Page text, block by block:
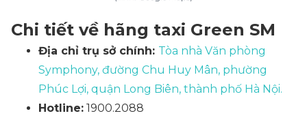
Chi tiết về hãng taxi Green SM
Địa chỉ trụ sở chính: Tòa nhà Văn phòng
Symphony, đường Chu Huy Mân, phường
Phúc Lợi, quận Long Biên, thành phố Hà Nội.
Hotline: 1900.2088